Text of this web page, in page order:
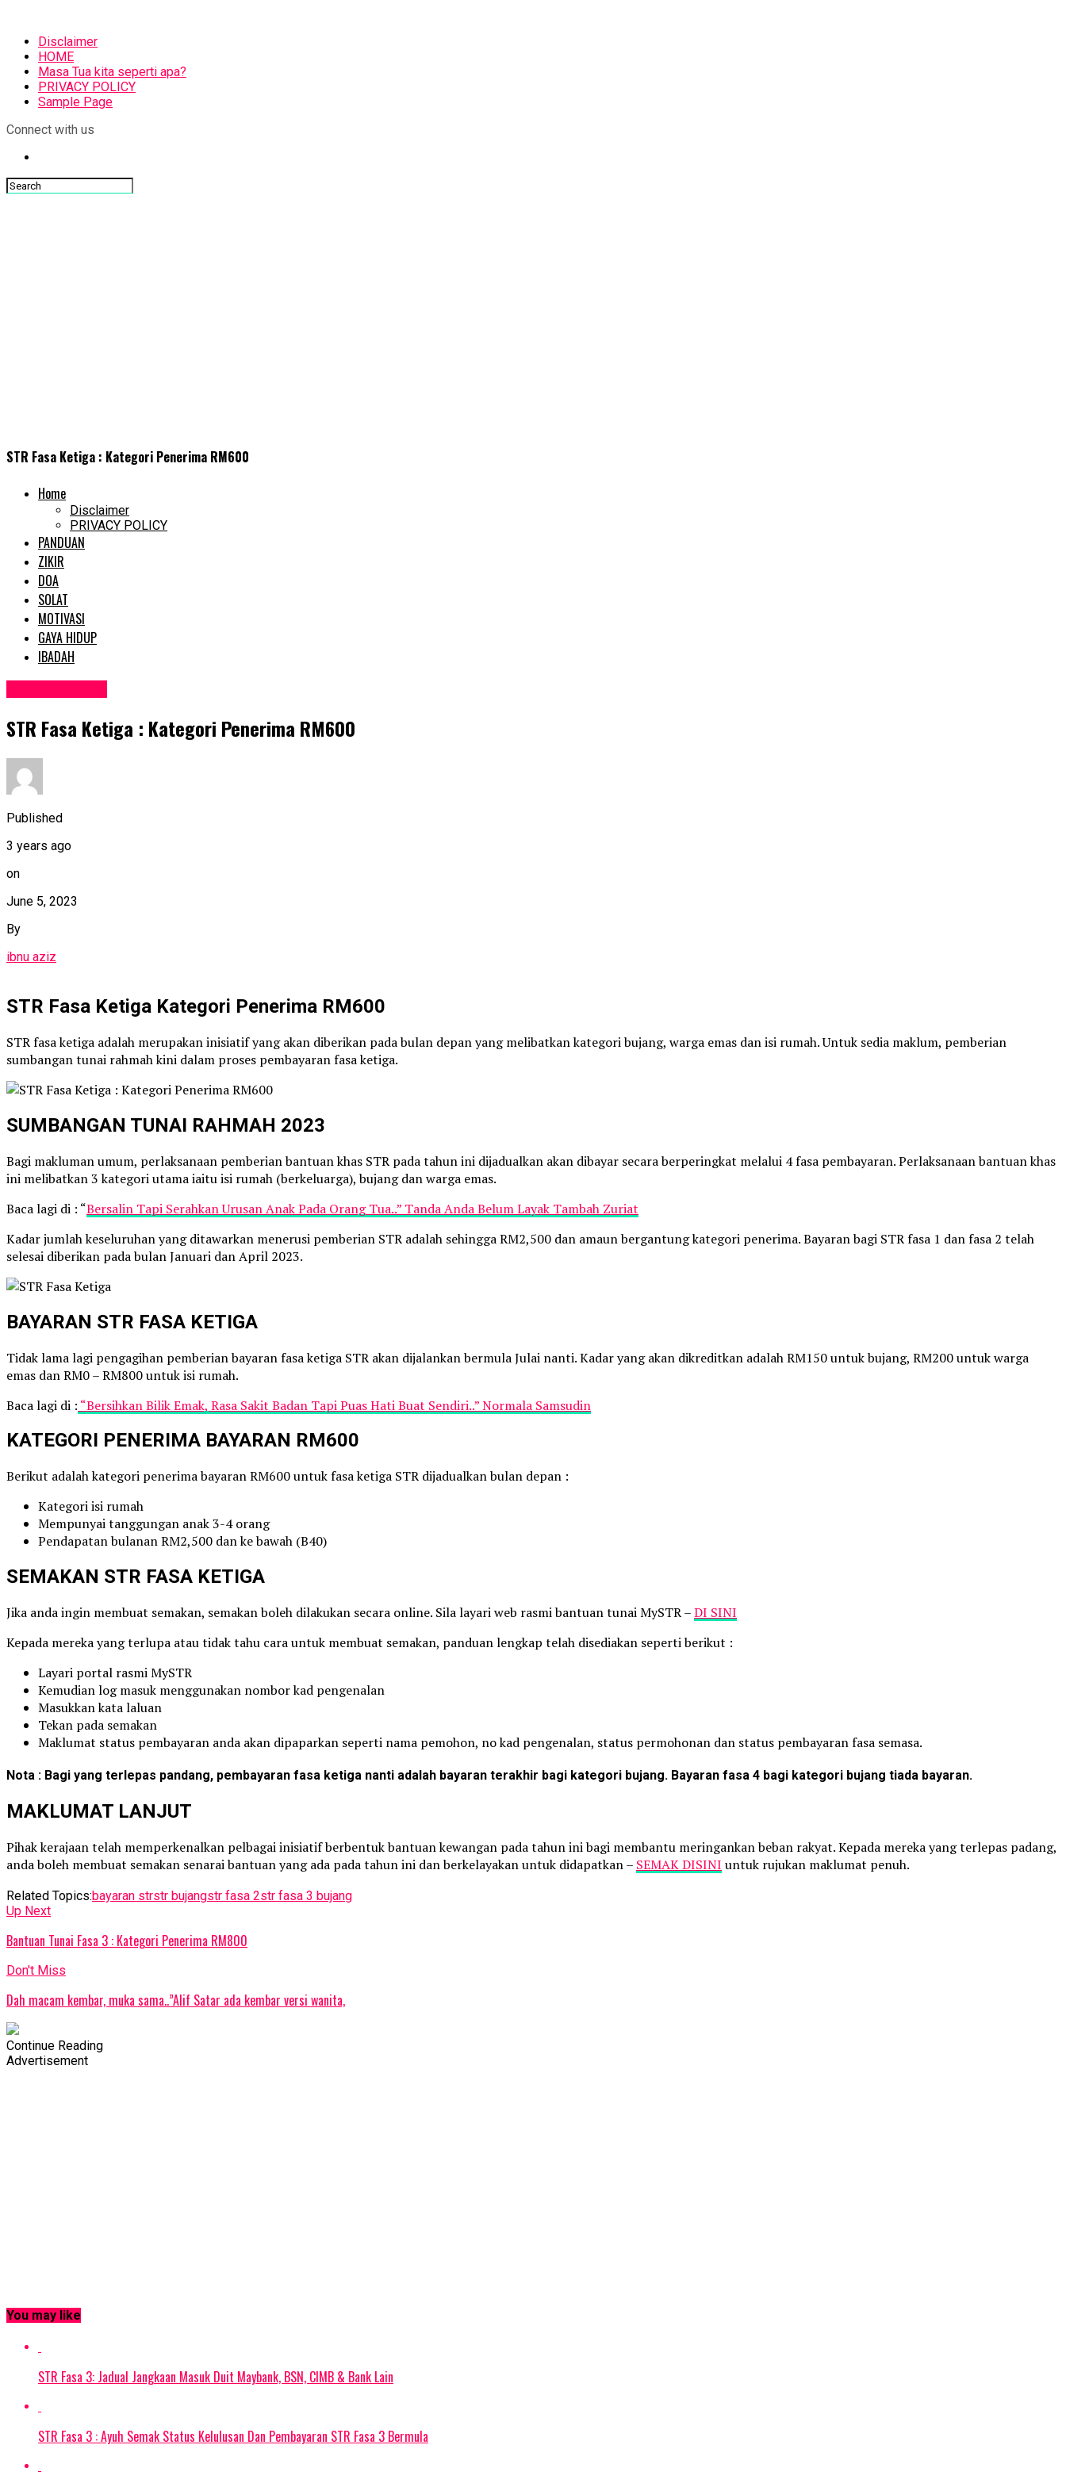
Disclaimer
HOME
Masa Tua kita seperti apa?
PRIVACY POLICY
Sample Page
Connect with us
STR Fasa Ketiga : Kategori Penerima RM600
Home
Disclaimer
PRIVACY POLICY
PANDUAN
ZIKIR
DOA
SOLAT
MOTIVASI
GAYA HIDUP
IBADAH
STR Fasa Ketiga : Kategori Penerima RM600
Published
3 years ago
on
June 5, 2023
By
ibnu aziz
STR Fasa Ketiga Kategori Penerima RM600
STR fasa ketiga adalah merupakan inisiatif yang akan diberikan pada bulan depan yang melibatkan kategori bujang, warga emas dan isi rumah. Untuk sedia maklum, pemberian
sumbangan tunai rahmah kini dalam proses pembayaran fasa ketiga.
SUMBANGAN TUNAI RAHMAH 2023
Bagi makluman umum, perlaksanaan pemberian bantuan khas STR pada tahun ini dijadualkan akan dibayar secara berperingkat melalui 4 fasa pembayaran. Perlaksanaan bantuan khas
ini melibatkan 3 kategori utama iaitu isi rumah (berkeluarga), bujang dan warga emas.
Baca lagi di : “Bersalin Tapi Serahkan Urusan Anak Pada Orang Tua..” Tanda Anda Belum Layak Tambah Zuriat
Kadar jumlah keseluruhan yang ditawarkan menerusi pemberian STR adalah sehingga RM2,500 dan amaun bergantung kategori penerima. Bayaran bagi STR fasa 1 dan fasa 2 telah
selesai diberikan pada bulan Januari dan April 2023.
BAYARAN STR FASA KETIGA
Tidak lama lagi pengagihan pemberian bayaran fasa ketiga STR akan dijalankan bermula Julai nanti. Kadar yang akan dikreditkan adalah RM150 untuk bujang, RM200 untuk warga
emas dan RM0 – RM800 untuk isi rumah.
Baca lagi di : “Bersihkan Bilik Emak, Rasa Sakit Badan Tapi Puas Hati Buat Sendiri..” Normala Samsudin
KATEGORI PENERIMA BAYARAN RM600
Berikut adalah kategori penerima bayaran RM600 untuk fasa ketiga STR dijadualkan bulan depan :
Kategori isi rumah
Mempunyai tanggungan anak 3-4 orang
Pendapatan bulanan RM2,500 dan ke bawah (B40)
SEMAKAN STR FASA KETIGA
Jika anda ingin membuat semakan, semakan boleh dilakukan secara online. Sila layari web rasmi bantuan tunai MySTR –DI SINI
Kepada mereka yang terlupa atau tidak tahu cara untuk membuat semakan, panduan lengkap telah disediakan seperti berikut :
Layari portal rasmi MySTR
Kemudian log masuk menggunakan nombor kad pengenalan
Masukkan kata laluan
Tekan pada semakan
Maklumat status pembayaran anda akan dipaparkan seperti nama pemohon, no kad pengenalan, status permohonan dan status pembayaran fasa semasa.
Nota : Bagi yang terlepas pandang, pembayaran fasa ketiga nanti adalah bayaran terakhir bagi kategori bujang. Bayaran fasa 4 bagi kategori bujang tiada bayaran.
MAKLUMAT LANJUT
Pihak kerajaan telah memperkenalkan pelbagai inisiatif berbentuk bantuan kewangan pada tahun ini bagi membantu meringankan beban rakyat. Kepada mereka yang terlepas padang,
anda boleh membuat semakan senarai bantuan yang ada pada tahun ini dan berkelayakan untuk didapatkan – SEMAK DISINI untuk rujukan maklumat penuh.
Related Topics:bayaran strstr bujangstr fasa 2str fasa 3 bujang
Up Next
Bantuan Tunai Fasa 3 : Kategori Penerima RM800
Don't Miss
Dah macam kembar, muka sama..”Alif Satar ada kembar versi wanita,
Continue Reading
Advertisement
You may like
STR Fasa 3: Jadual Jangkaan Masuk Duit Maybank, BSN, CIMB & Bank Lain
STR Fasa 3 : Ayuh Semak Status Kelulusan Dan Pembayaran STR Fasa 3 Bermula